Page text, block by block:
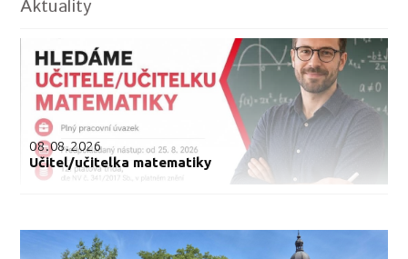
Aktuality
08.08.2026
Učitel/učitelka matematiky